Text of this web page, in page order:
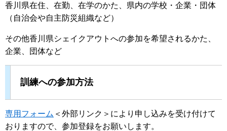
香川県在住、在勤、在学のかた、県内の学校・企業・団体
（自治会や自主防災組織など）
その他香川県シェイクアウトへの参加を希望されるかた、
企業、団体など
訓練への参加方法
専用フォーム ＜外部リンク＞ により申し込みを受け付けて
おりますので、参加登録をお願いします。